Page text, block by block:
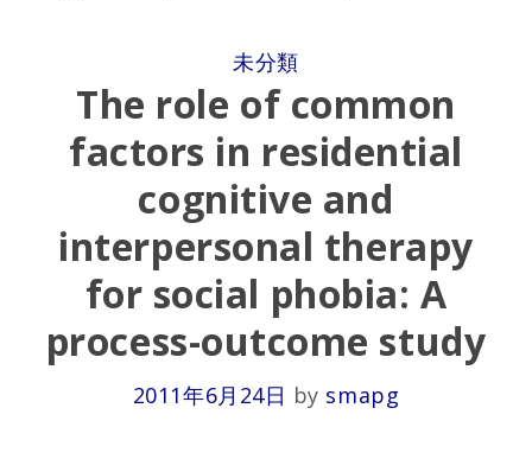
CATEGORIES
未分類
The role of common
factors in residential
cognitive and
interpersonal therapy
for social phobia: A
process-outcome study
2011年6月24日 by smapg